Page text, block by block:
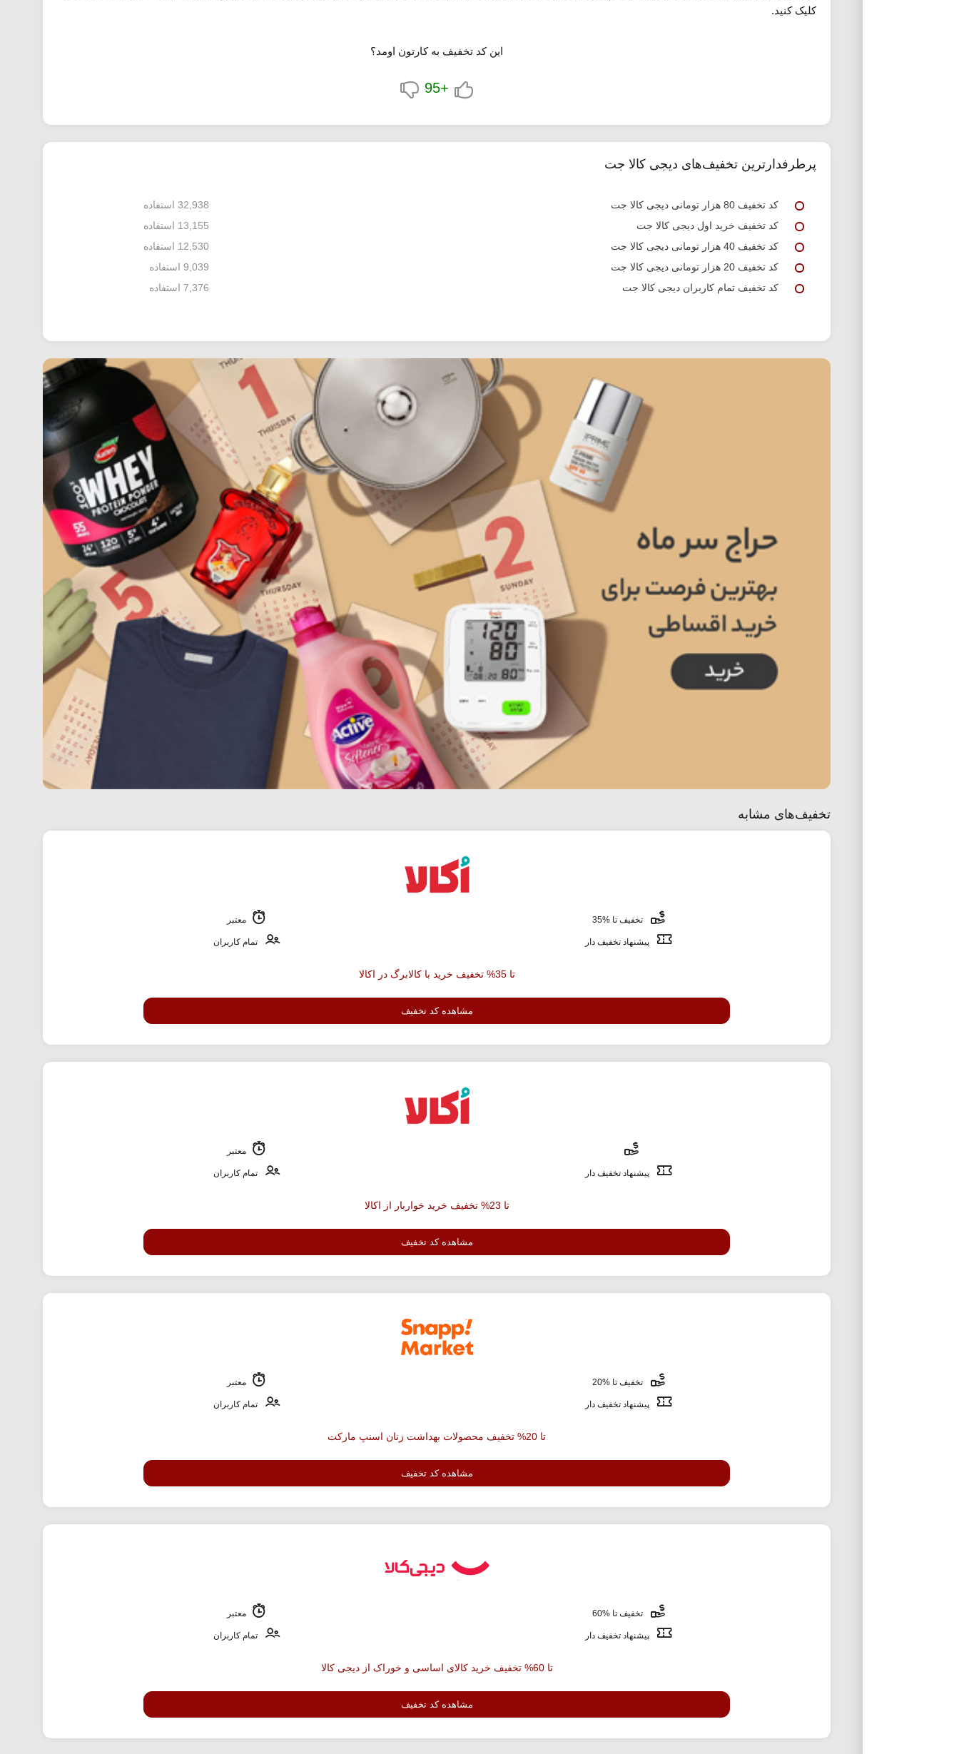
کلیک کنید.
این کد تخفیف به کارتون اومد؟
+95
پرطرفدارترین تخفیف‌های دیجی کالا جت
کد تخفیف 80 هزار تومانی دیجی کالا جت
32,938 استفاده
کد تخفیف خرید اول دیجی کالا جت
13,155 استفاده
کد تخفیف 40 هزار تومانی دیجی کالا جت
12,530 استفاده
کد تخفیف 20 هزار تومانی دیجی کالا جت
9,039 استفاده
کد تخفیف تمام کاربران دیجی کالا جت
7,376 استفاده
تخفیف‌های مشابه
تخفیف تا %35 معتبر
پیشنهاد تخفیف دار تمام کاربران
تا 35% تخفیف خرید با کالابرگ در اکالا
مشاهده کد تخفیف
معتبر
پیشنهاد تخفیف دار تمام کاربران
تا 23% تخفیف خرید خواربار از اکالا
مشاهده کد تخفیف
تخفیف تا %20 معتبر
پیشنهاد تخفیف دار تمام کاربران
تا 20% تخفیف محصولات بهداشت زنان اسنپ مارکت
مشاهده کد تخفیف
تخفیف تا %60 معتبر
پیشنهاد تخفیف دار تمام کاربران
تا 60% تخفیف خرید کالای اساسی و خوراک از دیجی کالا
مشاهده کد تخفیف